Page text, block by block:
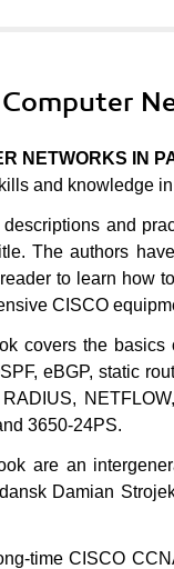
Computer
NETWORKS IN
and knowledge
and
The authors
to learn how
CISCO
covers the
eBGP, static
3650-24PS.
are an
Damian
time CISCO